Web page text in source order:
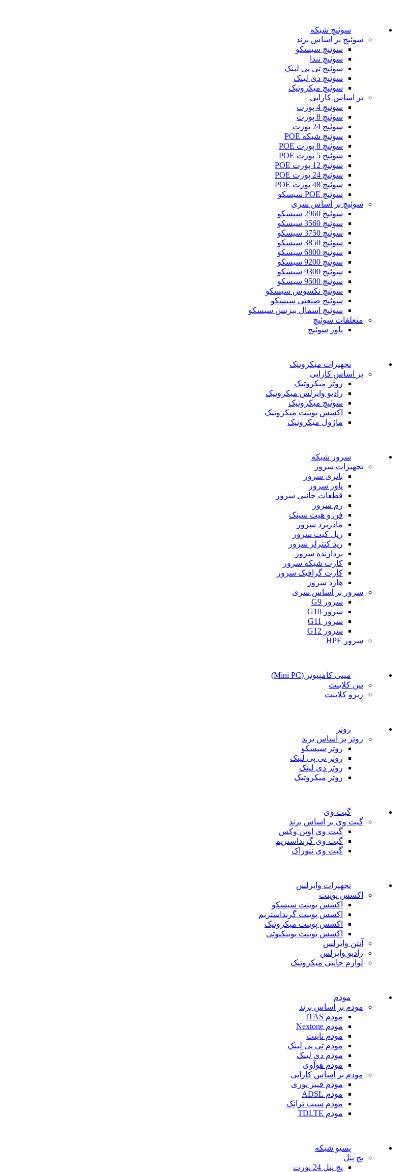
سوئیچ شبکه
سوئیچ بر اساس برند
سوئیچ سیسکو
سوئیچ تندا
سوئیچ تی پی لینک
سوئیچ دی لینک
سوئیچ میکروتیک
بر اساس کارایی
سوئیچ 4 پورت
سوئیچ 8 پورت
سوئیچ 24 پورت
سوئیچ شبکه POE
سوئیچ 8 پورت POE
سوئیچ 5 پورت POE
سوئیچ 12 پورت POE
سوئیچ 24 پورت POE
سوئیچ 48 پورت POE
سوئیچ POE سیسکو
سوئیچ بر اساس سری
سوئیچ 2960 سیسکو
سوئیچ 3560 سیسکو
سوئیچ 3750 سیسکو
سوئیچ 3850 سیسکو
سوئیچ 6800 سیسکو
سوئیچ 9200 سیسکو
سوئیچ 9300 سیسکو
سوئیچ 9500 سیسکو
سوئیچ نکسوس سیسکو
سوئیچ صنعتی سیسکو
سوئیچ اسمال بیزنس سیسکو
متعلقات سوئیچ
پاور سوئیچ
تجهیزات میکروتیک
بر اساس کارایی
روتر میکروتیک
رادیو وایرلس میکروتیک
سوئیچ میکروتیک
اکسس پوینت میکروتیک
ماژول میکروتیک
سرور شبکه
تجهیزات سرور
باتری سرور
پاور سرور
قطعات جانبی سرور
رم سرور
فن و هیت سینک
مادربرد سرور
ریل کیت سرور
رید کنترلر سرور
پردازنده سرور
کارت شبکه سرور
کارت گرافیک سرور
هارد سرور
سرور بر اساس سری
سرور G9
سرور G10
سرور G11
سرور G12
سرور HPE
مینی کامپیوتر (Mini PC)
تین کلاینت
زیرو کلاینت
روتر
روتر بر اساس برند
روتر سیسکو
روتر تی پی لینک
روتر دی لینک
روتر میکروتیک
گیت وی
گیت وی بر اساس برند
گیت وی اوپن وکس
گیت وی گرنداستریم
گیت وی نیوراک
تجهیزات وایرلس
اکسس پوینت
اکسس پوینت سیسکو
اکسس پوینت گرنداستریم
اکسس پوینت میکروتیک
اکسس پوینت یوبیکیوتی
آنتن وایرلس
رادیو وایرلس
لوازم جانبی میکروتیک
مودم
مودم بر اساس برند
مودم ITAS
مودم Nextone
مودم تاینت
مودم تی پی لینک
مودم دی لینک
مودم هوآوی
مودم بر اساس کارایی
مودم فیبر نوری
مودم ADSL
مودم سیپ ترانک
مودم TDLTE
پسیو شبکه
پچ پنل
پچ پنل 24 پورت